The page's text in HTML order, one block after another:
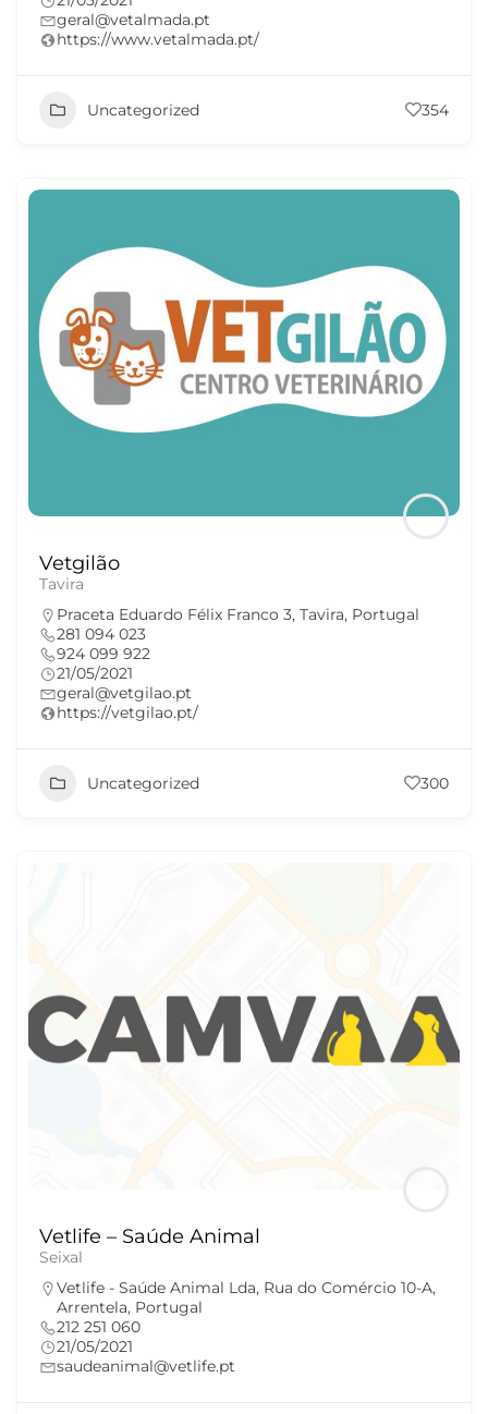
geral@vetalmada.pt
https://www.vetalmada.pt/
Uncategorized 354
Vetgilão
Tavira
Praceta Eduardo Félix Franco 3, Tavira, Portugal
281 094 023
924 099 922
21/05/2021
geral@vetgilao.pt
https://vetgilao.pt/
Uncategorized 300
Vetlife – Saúde Animal
Seixal
Vetlife - Saúde Animal Lda, Rua do Comércio 10-A,
Arrentela, Portugal
212 251 060
21/05/2021
saudeanimal@vetlife.pt